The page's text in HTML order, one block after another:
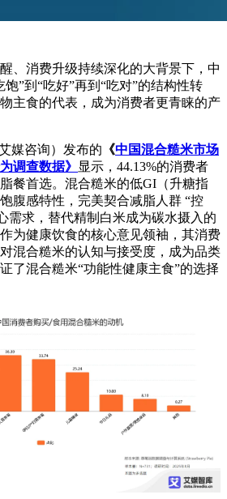
消费升级持续深化的大背景下，中
”到“吃好”再到“吃对”的结构性转
主食的代表，成为消费者更青睐的产
媒咨询）发布的 《中国混合糙米市场
调查数据》 显示 ，44.13%的消费者
餐首选。混合糙米的低GI（升糖指
腹感特性，完美契合减脂人群 “控
需求，替代精制白米成为碳水摄入的
为健康饮食的核心意见领袖，其消费
混合糙米的认知与接受度，成为品类
了混合糙米“功能性健康主食”的选择